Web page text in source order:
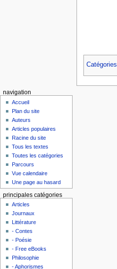
Catégories
navigation
Accueil
Plan du site
Auteurs
Articles populaires
Racine du site
Tous les textes
Toutes les catégories
Parcours
Vue calendaire
Une page au hasard
principales catégories
Articles
Journaux
Littérature
- Contes
- Poésie
- Free eBooks
Philosophie
- Aphorismes